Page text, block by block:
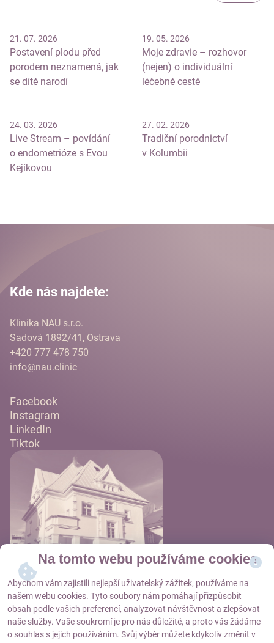
Na tomto webu používáme cookies
Abychom vám zajistili nejlepší uživatelský zážitek, používáme na
našem webu cookies. Tyto soubory nám pomáhají přizpůsobit
obsah podle vašich preferencí, analyzovat návštěvnost a zlepšovat
naše služby. Vaše soukromí je pro nás důležité, a proto vás žádáme
o souhlas s jejich používáním. Svůj výběr můžete kdykoliv změnit v
21. 07. 2026
Postavení plodu před
porodem neznamená, jak
se dítě narodí
19. 05. 2026
Moje zdravie – rozhovor
(nejen) o individuální
léčebné cestě
24. 03. 2026
Live Stream – povídání
o endometrióze s Evou
Kejíkovou
27. 02. 2026
Tradiční porodnictví
v Kolumbii
Kde nás najdete:
Klinika NAU s.r.o.
Sadová 1892/41, Ostrava
+420 777 478 750
info@nau.clinic
Facebook
Instagram
LinkedIn
Tiktok
Objednat se